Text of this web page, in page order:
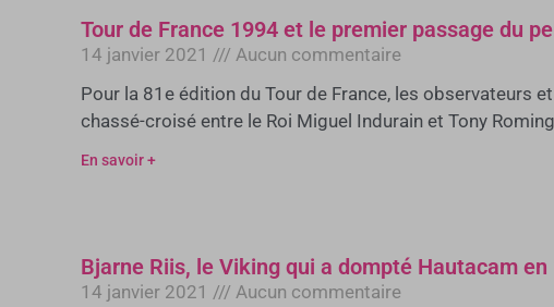
Tour de France 1994 et le premier passage du
14 janvier 2021
Aucun commentaire
Pour la 81e édition du Tour de France, les observateurs
chassé-croisé entre le Roi Miguel Indurain et Tony
En savoir +
Bjarne Riis, le Viking qui a dompté Hautacam en
14 janvier 2021
Aucun commentaire